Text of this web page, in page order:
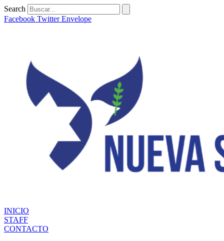
Ir
al
Search
Facebook Twitter Envelope
INICIO
STAFF
CONTACTO